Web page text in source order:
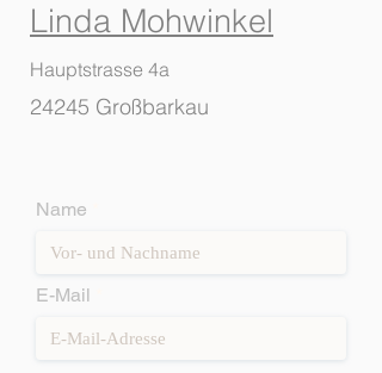
Linda Mohwinkel
Hauptstrasse 4a
24245 Großbarkau
Name
E-Mail